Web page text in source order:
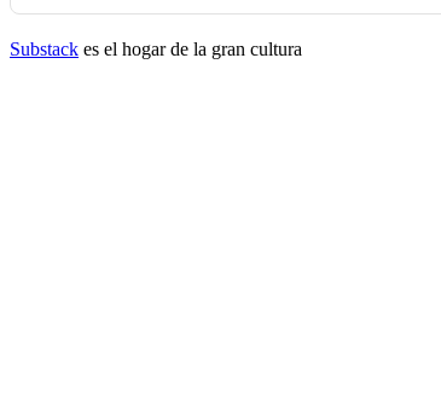
Substack es el hogar de la gran cultura